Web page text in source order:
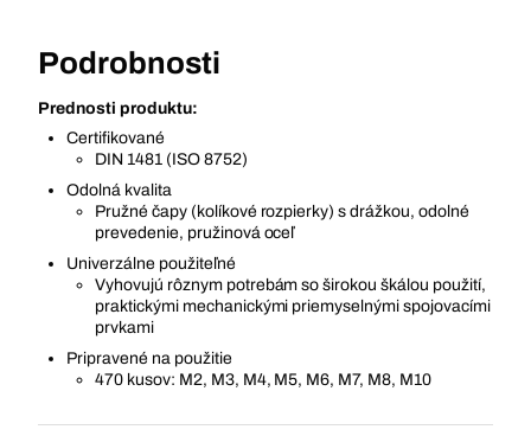
Podrobnosti
Prednosti produktu:
Certifikované
DIN 1481 (ISO 8752)
Odolná kvalita
Pružné čapy (kolíkové rozpierky) s drážkou, odolné
prevedenie, pružinová oceľ
Univerzálne použiteľné
Vyhovujú rôznym potrebám so širokou škálou použití,
praktickými mechanickými priemyselnými spojovacími
prvkami
Pripravené na použitie
470 kusov: M2, M3, M4, M5, M6, M7, M8, M10